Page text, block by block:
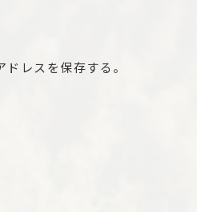
レスを保存する。